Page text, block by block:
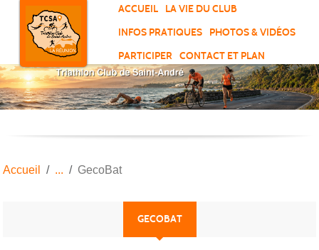
ACCUEIL
LA VIE DU CLUB
INFOS PRATIQUES
PHOTOS & VIDÉOS
PARTICIPER
CONTACT ET PLAN
Accueil GecoBat
GECOBAT
Panneau de gestion des cookies